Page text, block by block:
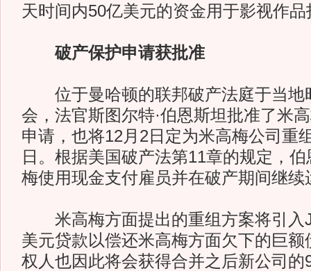
天时间内50亿美元的资金用于影视作品
破产保护申请获批准
位于曼哈顿的联邦破产法庭于当地
会，法官斯图尔特·伯恩斯坦批准了米
申请，也将12月2日定为米高梅公司重
日。根据美国破产法第11章的规定，
梅使用现金支付雇员并在破产期间继续
米高梅方面提出的重组方案将引入
美元贷款以偿还米高梅方面欠下的巨额
权人也因此将会获得合并之后新公司的